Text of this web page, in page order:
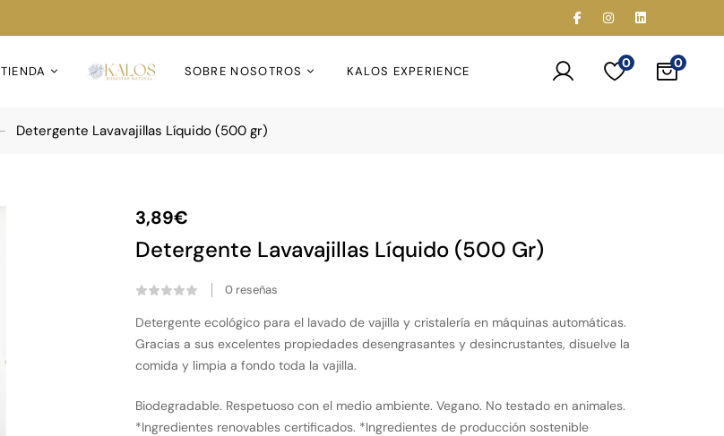
TIENDA SOBRE NOSOTROS KALOS EXPERIENCE
0
Detergente Lavavajillas Líquido (500 gr)
3,89€
Detergente Lavavajillas Líquido (500 Gr)
0 reseñas
Detergente ecológico para el lavado de vajilla y cristalería en máquinas automáticas.
Gracias a sus excelentes propiedades desengrasantes y desincrustantes, disuelve la
comida y limpia a fondo toda la vajilla.
Biodegradable. Respetuoso con el medio ambiente. Vegano. No testado en animales.
*Ingredientes renovables certificados. *Ingredientes de producción sostenible